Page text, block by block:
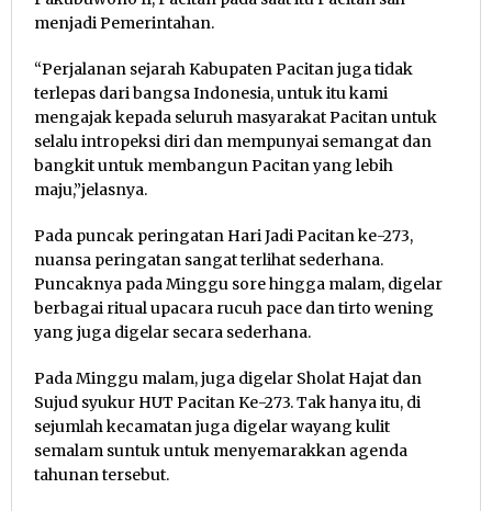
menjadi Pemerintahan.
“Perjalanan sejarah Kabupaten Pacitan juga tidak
terlepas dari bangsa Indonesia, untuk itu kami
mengajak kepada seluruh masyarakat Pacitan untuk
selalu intropeksi diri dan mempunyai semangat dan
bangkit untuk membangun Pacitan yang lebih
maju,”jelasnya.
Pada puncak peringatan Hari Jadi Pacitan ke-273,
nuansa peringatan sangat terlihat sederhana.
Puncaknya pada Minggu sore hingga malam, digelar
berbagai ritual upacara rucuh pace dan tirto wening
yang juga digelar secara sederhana.
Pada Minggu malam, juga digelar Sholat Hajat dan
Sujud syukur HUT Pacitan Ke-273. Tak hanya itu, di
sejumlah kecamatan juga digelar wayang kulit
semalam suntuk untuk menyemarakkan agenda
tahunan tersebut.